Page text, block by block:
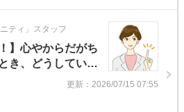
ティ」スタッフ
】心やからだがち
き、どうしてい
更新：2026/07/15 07:55